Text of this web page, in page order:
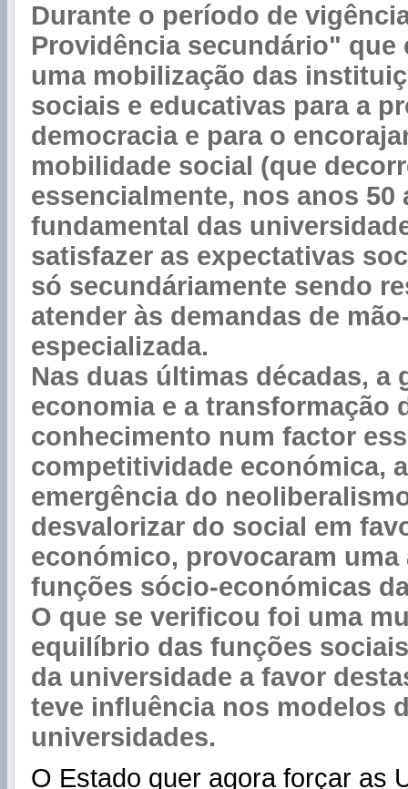
Durante o período de
Providência secundário" que
uma mobilização das
sociais e educativas para a
democracia e para o
mobilidade social (que
essencialmente, nos anos 50
fundamental das
satisfazer as expectativas
só secundáriamente sendo
atender às demandas de
especializada.
Nas duas últimas décadas, a
economia e a transformação
conhecimento num factor
competitividade económica,
emergência do
desvalorizar do social em
económico, provocaram uma
funções sócio-económicas
O que se verificou foi uma
equilíbrio das funções
da universidade a favor
teve influência nos modelos
universidades.
O Estado quer agora forçar as